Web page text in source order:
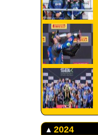
2024